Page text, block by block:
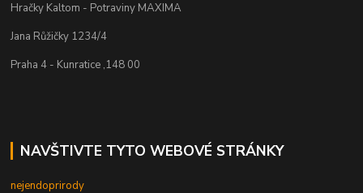
Hračky Kaltom - Potraviny MAXIMA
Jana Růžičky 1234/4
Praha 4 - Kunratice ,148 00
NAVŠTIVTE TYTO WEBOVÉ STRÁNKY
nejendoprirody